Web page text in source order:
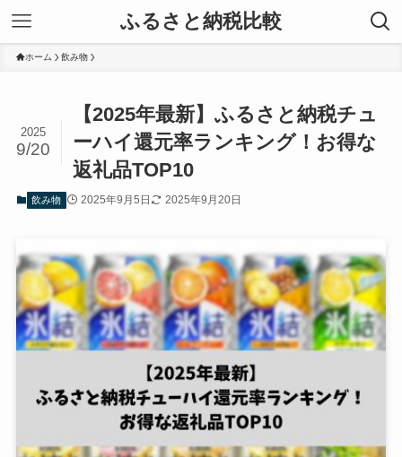
ふるさと納税比較
ホーム 飲み物
【2025年最新】ふるさと納税チュ
ーハイ還元率ランキング！お得な
返礼品TOP10
2025
9/20
飲み物 2025年9月5日 2025年9月20日